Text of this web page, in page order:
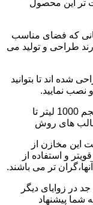
تر این محصول
که فضای مناسب
طراحی و تولید می
شده اند تا بتوانید
نصب نمایید.
ما توانایی داریم مخازن پلی اتیلن مکعبی از حجم 1000 لیتر تا
این مخازن از
و استفاده از
تر می باشند.
در زوایای دیگر
شما پیشنهاد